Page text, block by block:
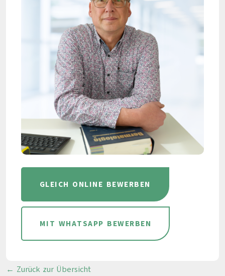
GLEICH ONLINE BEWERBEN
MIT WHATSAPP BEWERBEN
← Zurück zur Übersicht